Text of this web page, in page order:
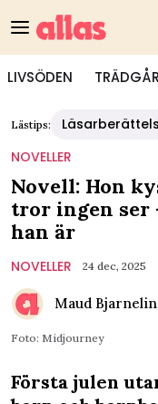
LIVSÖDEN
Lästips:
NOVELLER
Novell: Hon
tror ingen ser
han är
NOVELLER 24 dec, 2025
Maud
Foto: Midjourney
Första julen